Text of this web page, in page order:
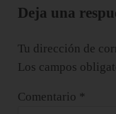
Deja una
Tu dirección de
Los campos
Comentario *